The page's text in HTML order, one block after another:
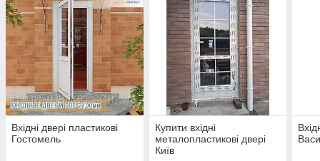
Вхідні двері пластикові
Гостомель
Купити вхідні
металопластикові двері
Київ